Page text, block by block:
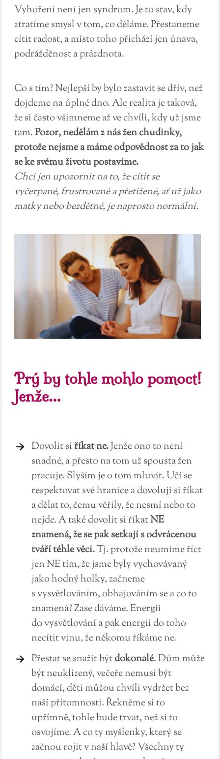
Vyhoření není jen syndrom. Je to stav, kdy
ztratíme smysl v tom, co děláme. Přestaneme
cítit radost, a místo toho přichází jen únava,
podrážděnost a prázdnota.
Co s tím? Nejlepší by bylo zastavit se dřív, než
dojdeme na úplné dno. Ale realita je taková,
že si často všimneme až ve chvíli, kdy už jsme
tam.Pozor, nedělám z nás žen chudinky,
protože nejsme a máme odpovědnost za to jak
se ke svému životu postavíme.
Chci jen upozornit na to, že cítit se
vyčerpané, frustrované a přetížené, ať už jako
matky nebo bezdětné, je naprosto normální.
Prý by tohle mohlo pomoct!
Jenže…
Dovolit siříkat ne.Jenže ono to není
snadné, a přesto na tom už spousta žen
pracuje. Slyším je o tom mluvit. Učí se
respektovat své hranice a dovolují si říkat
a dělat to, čemu věřily, že nesmí nebo to
nejde. A také dovolit si říkatNE
znamená, že se pak setkají s odvrácenou
tváří téhle věci.Tj. protože neumíme říct
jen NE tím, že jsme byly vychovávaný
jako hodný holky, začneme
s vysvětlováním, obhajováním se a co to
znamená? Zase dáváme. Energii
do vysvětlování a pak energii do toho
necítit vinu, že někomu říkáme ne.
Přestat se snažit býtdokonalé. Dům může
být neuklizený, večeře nemusí být
domácí, děti můžou chvíli vydržet bez
naší přítomnosti. Řekněme si to
upřímně, tohle bude trvat, než si to
osvojíme. A co ty myšlenky, který se
začnou rojit v naší hlavě? Všechny ty